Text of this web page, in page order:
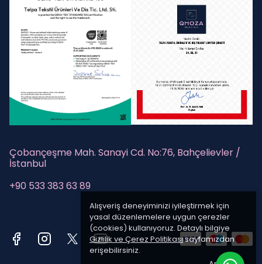
Alışveriş deneyiminizi iyileştirmek için
yasal düzenlemelere uygun çerezler
(cookies) kullanıyoruz. Detaylı bilgiye
Gizlilik ve Çerez Politikasısayfamızdan
erişebilirsiniz.
Çobançeşme Mah. Sanayi Cd. No:76, Bahçelievler /
İstanbul
+90 533 383 63 89